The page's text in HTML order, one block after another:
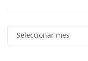
Seleccionar mes